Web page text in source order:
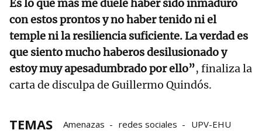
Es lo que más me duele haber sido inmaduro
con estos prontos y no haber tenido ni el
temple ni la resiliencia suficiente. La verdad es
que siento mucho haberos desilusionado y
estoy muy apesadumbrado por ello”, finaliza la
carta de disculpa de Guillermo Quindós.
TEMAS Amenazas redes sociales UPV-EHU